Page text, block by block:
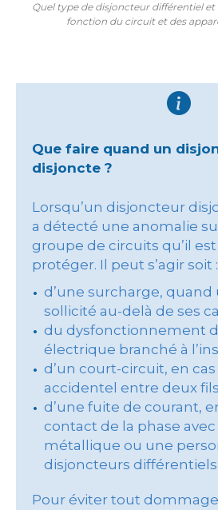
Quel type de disjoncteur différentiel
fonction du circuit et des
Que faire quand un
disjoncte ?
Lorsqu’un disjoncteur
a détecté une anomalie
groupe de circuits qu’il
protéger. Il peut s’agir soit :
d’une surcharge, quand
sollicité au-delà de ses
du dysfonctionnement
électrique branché à
d’un court-circuit, en
accidentel entre deux
d’une fuite de courant,
contact de la phase
métallique ou une
disjoncteurs
Pour éviter tout